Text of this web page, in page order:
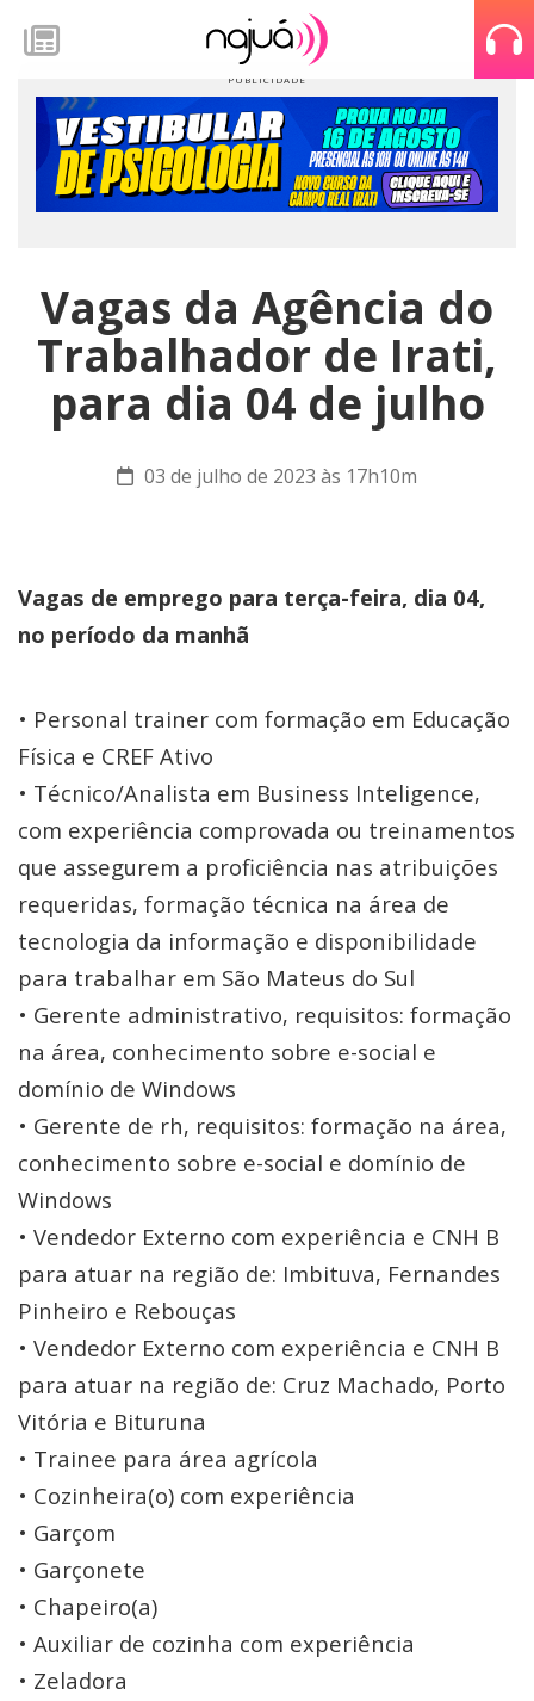
Vagas da Agência do
Trabalhador de Irati,
para dia 04 de julho
03 de julho de 2023 às 17h10m
Vagas de emprego para terça-feira, dia 04,
no período da manhã
• Personal trainer com formação em Educação
Física e CREF Ativo
• Técnico/Analista em Business Inteligence,
com experiência comprovada ou treinamentos
que assegurem a proficiência nas atribuições
requeridas, formação técnica na área de
tecnologia da informação e disponibilidade
para trabalhar em São Mateus do Sul
• Gerente administrativo, requisitos: formação
na área, conhecimento sobre e-social e
domínio de Windows
• Gerente de rh, requisitos: formação na área,
conhecimento sobre e-social e domínio de
Windows
• Vendedor Externo com experiência e CNH B
para atuar na região de: Imbituva, Fernandes
Pinheiro e Rebouças
• Vendedor Externo com experiência e CNH B
para atuar na região de: Cruz Machado, Porto
Vitória e Bituruna
• Trainee para área agrícola
• Cozinheira(o) com experiência
• Garçom
• Garçonete
• Chapeiro(a)
• Auxiliar de cozinha com experiência
• Zeladora